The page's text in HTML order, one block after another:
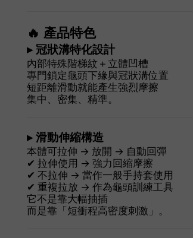
🔥 產品特色
▸ 冠狀溝特化設計
內部特殊階梯紋＋立體凹槽
專門鎖定龜頭下緣與冠狀溝位置
短距離滑動就能產生強烈摩擦
集中、密集、精準。
▸ 滑動伸縮構造
本體可拉伸 → 放開 → 自動回彈
✔ 拉伸使用 → 強力回縮摩擦
✔ 不拉伸 → 當作一般手持套使用
✔ 重複拉放 → 作為龜頭訓練工具
它不是靠大幅抽插
而是靠「短衝程高密度刺激」。